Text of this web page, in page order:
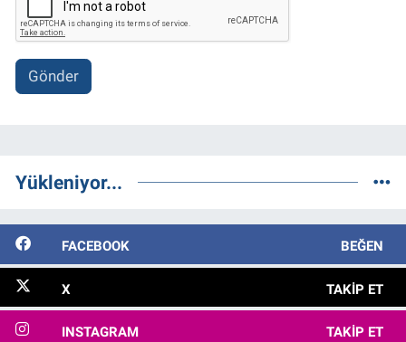
Gönder
Yükleniyor...
FACEBOOK BEĞEN
X TAKIP ET
INSTAGRAM TAKIP ET